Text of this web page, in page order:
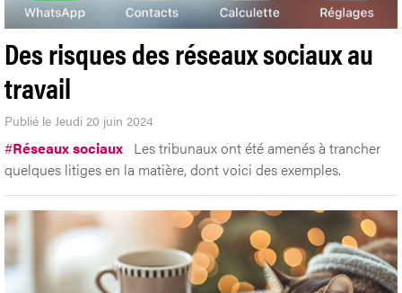
Des risques des réseaux sociaux au
travail
Publié le Jeudi 20 juin 2024
#Réseaux sociaux Les tribunaux ont été amenés à trancher
quelques litiges en la matière, dont voici des exemples.